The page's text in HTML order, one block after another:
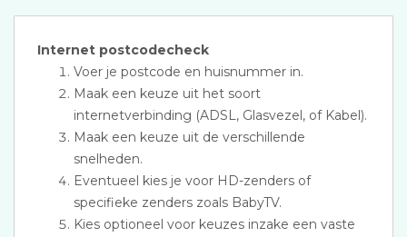
Internet postcodecheck
Voer je postcode en huisnummer in.
Maak een keuze uit het soort
internetverbinding (ADSL, Glasvezel, of Kabel).
Maak een keuze uit de verschillende
snelheden.
Eventueel kies je voor HD-zenders of
specifieke zenders zoals BabyTV.
Kies optioneel voor keuzes inzake een vaste